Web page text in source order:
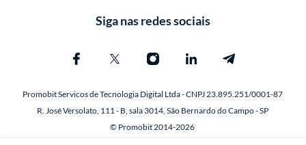
Siga nas redes sociais
Promobit Servicos de Tecnologia Digital Ltda - CNPJ 23.895.251/0001-87
R. José Versolato, 111 - B, sala 3014, São Bernardo do Campo - SP
© Promobit 2014-2026